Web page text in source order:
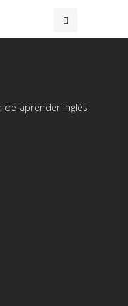
de aprender inglés